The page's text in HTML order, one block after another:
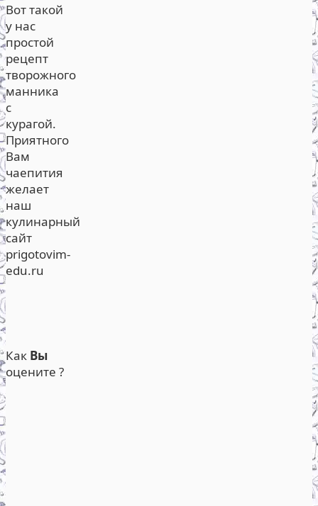
Вот такой
у нас
простой
рецепт
творожного
манника
с
курагой.
Приятного
Вам
чаепития
желает
наш
кулинарный
сайт
prigotovim-
edu.ru
Как Вы
оцените ?